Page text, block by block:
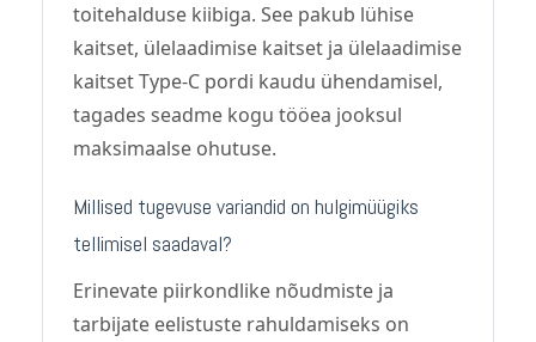
toitehalduse kiibiga. See pakub lühise
kaitset, ülelaadimise kaitset ja ülelaadimise
kaitset Type-C pordi kaudu ühendamisel,
tagades seadme kogu tööea jooksul
maksimaalse ohutuse.
Millised tugevuse variandid on hulgimüügiks
tellimisel saadaval?
Erinevate piirkondlike nõudmiste ja
tarbijate eelistuste rahuldamiseks on